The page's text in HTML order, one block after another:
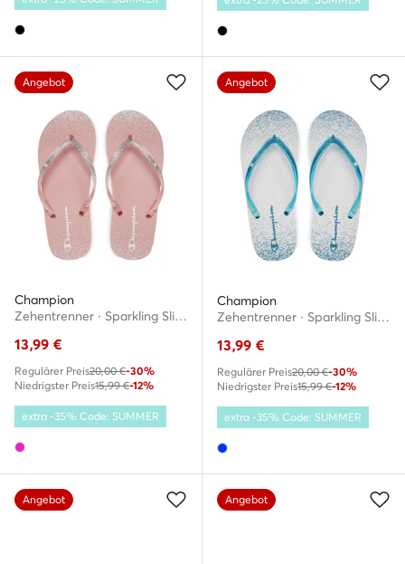
Angebot
Champion
Zehentrenner · Sparkling Slide S11688-CHA-PS018 · Rosa
13,99 €
Regulärer Preis20,00 €-30%
Niedrigster Preis15,99 €-12%
extra -35% Code: SUMMER
Angebot
Champion
Zehentrenner · Sparkling Slide S11688-CHA-WW010 · Blau
13,99 €
Regulärer Preis20,00 €-30%
Niedrigster Preis15,99 €-12%
extra -35% Code: SUMMER
Angebot Angebot